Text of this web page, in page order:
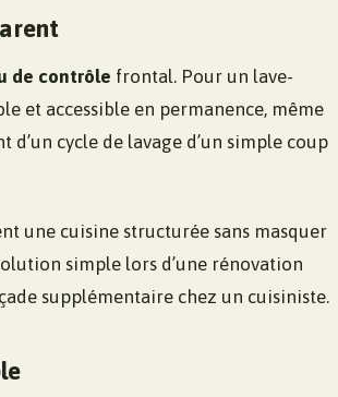
de contrôle frontal. Pour un lave-
et accessible en permanence, même
cycle de lavage d’un simple coup
une cuisine structurée sans masquer
simple lors d’une rénovation
supplémentaire chez un cuisiniste.